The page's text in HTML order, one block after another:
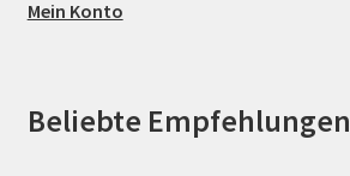
Mein Konto
Beliebte Empfehlungen